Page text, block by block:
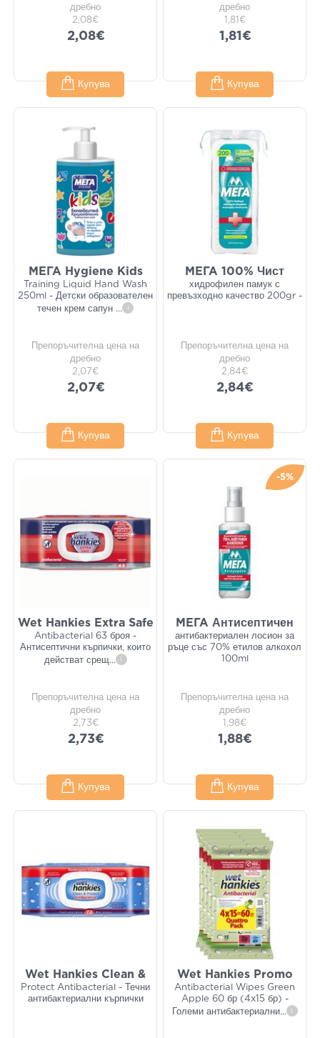
дребно
2,08€
2,08€
Купува
дребно
1,81€
1,81€
Купува
ΜΕΓΑ Hygiene Kids
Training Liquid Hand Wash
250ml - Детски образователен
течен крем сапун ... i
Препоръчителна цена на
дребно
2,07€
2,07€
Купува
ΜΕΓΑ 100% Чист
хидрофилен памук с
превъзходно качество 200gr -
Препоръчителна цена на
дребно
2,84€
2,84€
Купува
Wet Hankies Extra Safe
Antibacterial 63 броя -
Антисептични кърпички, които
действат срещ... i
Препоръчителна цена на
дребно
2,73€
2,73€
Купува
-5%
ΜΕΓΑ Антисептичен
антибактериален лосион за
ръце със 70% етилов алкохол
100ml
Препоръчителна цена на
дребно
1,98€
1,88€
Купува
Wet Hankies Clean &
Protect Antibacterial - Течни
антибактериални кърпички
Wet Hankies Promo
Antibacterial Wipes Green
Apple 60 бр (4x15 бр) -
Големи антибактериални... i